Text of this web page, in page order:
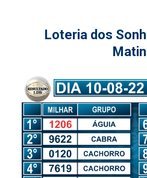
Loteria dos